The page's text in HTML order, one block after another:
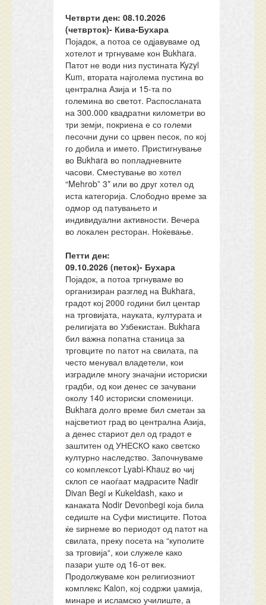
Четврти ден: 08.10.2026
(четврток)- Кива-Бухара
Појадок, а потоа се одјавуваме од
хотелот и тргнуваме кон Bukhara.
Патот не води низ пустината Kyzyl
Kum, втората најголема пустина во
централна Азија и 15-та по
големина во светот. Распосланата
на 300.000 квадратни километри во
три земји, покриена е со големи
песочни дуни со црвен песок, по кој
го добила и името. Пристигнување
во Bukhara во попладневните
часови. Сместување во хотел
“Mehrob” 3* или во друг хотел од
иста категорија. Слободно време за
одмор од патувањето и
индивидуални активности. Вечера
во локален ресторан. Ноќевање.
Петти ден:
09.10.2026 (петок)- Бухара
Појадок, а потоа тргнуваме во
организиран разглед на Bukhara,
градот кој 2000 години бил центар
на трговијата, науката, културата и
религијата во Узбекистан. Bukhara
бил важна попатна станица за
трговците по патот на свилата, па
често менувал владетели, кои
изградиле многу значајни историски
градби, од кои денес се зачувани
околу 140 историски споменици.
Bukhara долго време бил сметан за
најсветиот град во централна Азија,
а денес стариот дел од градот е
заштитен од УНЕСКО како светско
културно наследство. Започнуваме
со комплексот Lyabi-Khauz во чиј
склоп се наоѓаат мадрасите Nadir
Divan Begi и Kukeldash, како и
канаката Nodir Devonbegi која била
седиште на Суфи мистиците. Потоа
ќе ѕирнеме во периодот од патот на
свилата, преку посета на “куполите
за трговија“, кои служеле како
пазари уште од 16-от век.
Продолжуваме кон религиозниот
комплекс Kalon, кој содржи џамија,
минаре и исламско училиште, а